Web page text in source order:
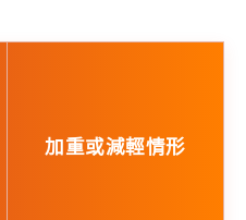
加重或減輕情形